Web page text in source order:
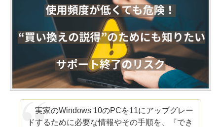
実家のWindows 10のPCを11にアップグレー
ドするために必要な情報やその手順を、『でき